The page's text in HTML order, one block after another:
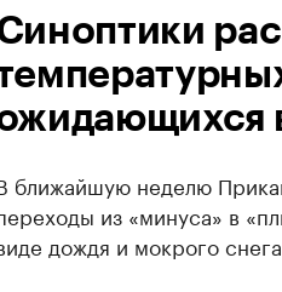
ближайшую неделю
из «минуса» в
дождя и мокрого снега.